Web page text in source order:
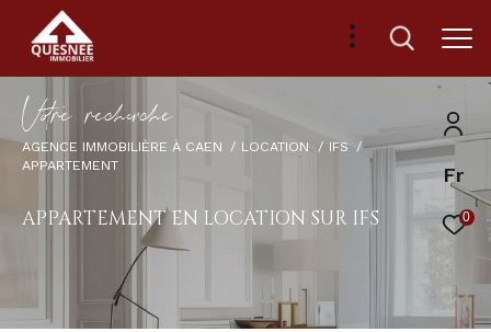
Fr
0
Vore recece
AGENCE IMMOBILIÈRE À CAEN LOCATION
IFS
APPARTEMENT
APPARTEMENT EN LOCATION SUR IFS